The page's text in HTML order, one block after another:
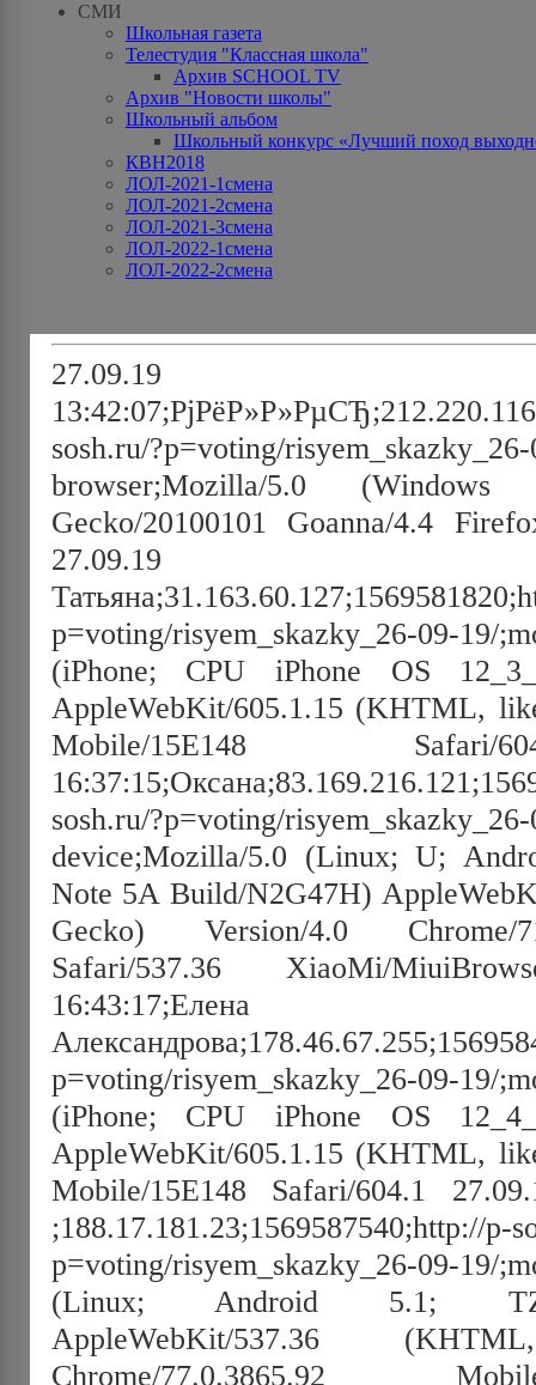
СМИ
Школьная газета
Телестудия "Классная школа"
Архив SCHOOL TV
Архив "Новости школы"
Школьный альбом
Школьный конкурс «Лучший поход
КВН2018
ЛОЛ-2021-1смена
ЛОЛ-2021-2смена
ЛОЛ-2021-3смена
ЛОЛ-2022-1смена
ЛОЛ-2022-2смена
27.09.19
sosh.ru/?p=voting/
browser;Mozilla/5.0
Gecko/20100101 Goanna/4.4
27.09.19
p=voting/risyem_skazky_26-09-19/
(iPhone; CPU iPhone OS
AppleWebKit/605.1.15 (KHTML,
Mobile/15E148
sosh.ru/?p=voting/
device;Mozilla/5.0 (Linux; U;
Note 5A Build/N2G47H)
Gecko) Version/4.0 Chrome/
Safari/537.36 XiaoMi/
16:43:17;Елена
p=voting/risyem_skazky_26-09-19/
(iPhone; CPU iPhone OS
AppleWebKit/605.1.15 (KHTML,
Mobile/15E148 Safari/604.1
;188.17.181.23;1569587540;http://p-
p=voting/risyem_skazky_26-09-19/
(Linux; Android 5.1;
AppleWebKit/537.36
Chrome/77.0.3865.92